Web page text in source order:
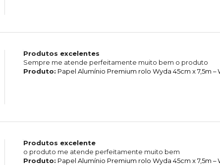
Produtos excelentes
Sempre me atende perfeitamente muito bem o produto
Produto: Papel Alumínio Premium rolo Wyda 45cm x 7,5m –
Produtos excelente
o produto me atende perfeitamente muito bem
Produto: Papel Alumínio Premium rolo Wyda 45cm x 7,5m –